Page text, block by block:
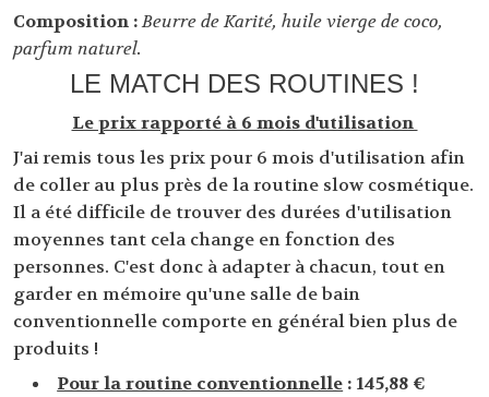
Composition :Beurre de Karité, huile vierge de coco,
parfum naturel.
LE MATCH DES ROUTINES !
Le prix rapporté à 6 mois d'utilisation
J'ai remis tous les prix pour 6 mois d'utilisation afin
de coller au plus près de la routine slow cosmétique.
Il a été difficile de trouver des durées d'utilisation
moyennes tant cela change en fonction des
personnes. C'est donc à adapter à chacun, tout en
garder en mémoire qu'une salle de bain
conventionnelle comporte en général bien plus de
produits !
Pour la routine conventionnelle : 145,88 €